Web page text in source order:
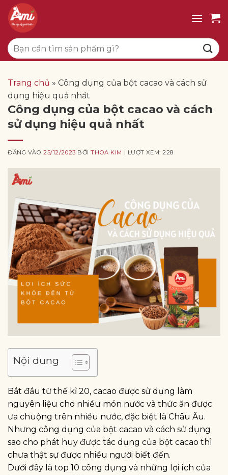
qua
dung
Tìm
kiếm:
Trang chủ » Công dụng của bột cacao và cách sử
dụng hiệu quả nhất
Công dụng của bột cacao và cách
sử dụng hiệu quả nhất
ĐĂNG VÀO25/12/2023 BỞITHOA KIM | LƯỢT XEM: 228
Nội dung
Bắt đầu từ thế kỉ 20, cacao được sử dụng làm
nguyên liệu cho nhiều món nước và thức ăn được
ưa chuộng trên nhiều nước, đặc biệt là Châu Âu.
Nhưng công dụng của bột cacao và cách sử dụng
sao cho phát huy được tác dụng của bột cacao thì
chưa thật sự được nhiều người biết đến.
Dưới đây là top 10 công dụng và những lợi ích của